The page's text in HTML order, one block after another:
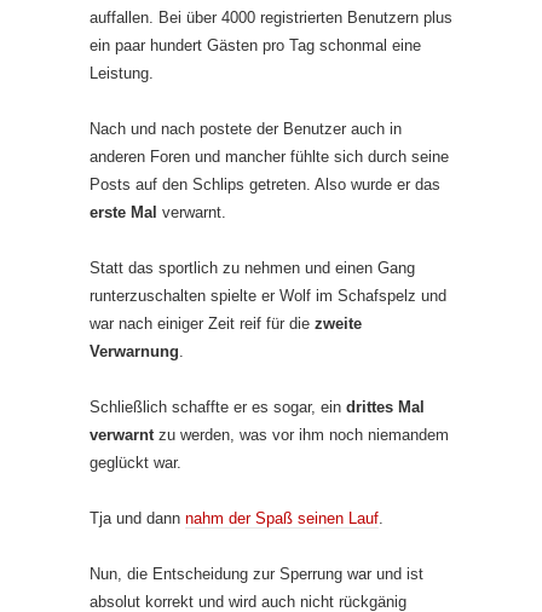
auffallen. Bei über 4000 registrierten Benutzern plus
ein paar hundert Gästen pro Tag schonmal eine
Leistung.
Nach und nach postete der Benutzer auch in
anderen Foren und mancher fühlte sich durch seine
Posts auf den Schlips getreten. Also wurde er das
erste Mal verwarnt.
Statt das sportlich zu nehmen und einen Gang
runterzuschalten spielte er Wolf im Schafspelz und
war nach einiger Zeit reif für die zweite
Verwarnung.
Schließlich schaffte er es sogar, ein drittes Mal
verwarntzu werden, was vor ihm noch niemandem
geglückt war.
Tja und dann nahm der Spaß seinen Lauf.
Nun, die Entscheidung zur Sperrung war und ist
absolut korrekt und wird auch nicht rückgänig